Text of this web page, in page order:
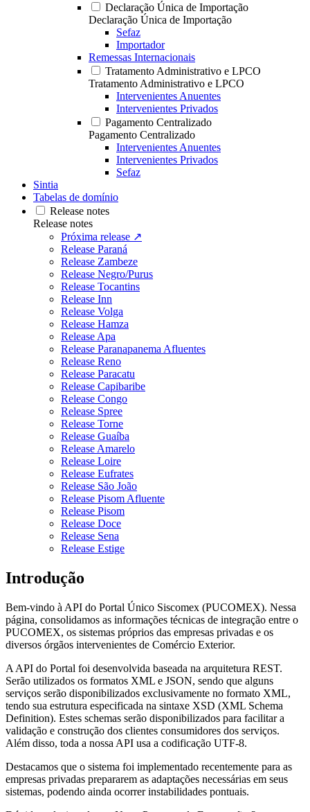
Declaração Única de Importação
Declaração Única de Importação
Sefaz
Importador
Remessas Internacionais
Tratamento Administrativo e LPCO
Tratamento Administrativo e LPCO
Intervenientes Anuentes
Intervenientes Privados
Pagamento Centralizado
Pagamento Centralizado
Intervenientes Anuentes
Intervenientes Privados
Sefaz
Sintia
Tabelas de domínio
Release notes
Release notes
Próxima release ↗
Release Paraná
Release Zambeze
Release Negro/Purus
Release Tocantins
Release Inn
Release Volga
Release Hamza
Release Apa
Release Paranapanema Afluentes
Release Reno
Release Paracatu
Release Capibaribe
Release Congo
Release Spree
Release Torne
Release Guaíba
Release Amarelo
Release Loire
Release Eufrates
Release São João
Release Pisom Afluente
Release Pisom
Release Doce
Release Sena
Release Estige
Introdução
Bem-vindo à API do Portal Único Siscomex (PUCOMEX). Nessa
página, consolidamos as informações técnicas de integração entre o
PUCOMEX, os sistemas próprios das empresas privadas e os
diversos órgãos intervenientes de Comércio Exterior.
A API do Portal foi desenvolvida baseada na arquitetura REST.
Serão utilizados os formatos XML e JSON, sendo que alguns
serviços serão disponibilizados exclusivamente no formato XML,
tendo sua estrutura especificada na sintaxe XSD (XML Schema
Definition). Estes schemas serão disponibilizados para facilitar a
validação e construção dos clientes consumidores dos serviços.
Além disso, toda a nossa API usa a codificação UTF-8.
Destacamos que o sistema foi implementado recentemente para as
empresas privadas prepararem as adaptações necessárias em seus
sistemas, podendo ainda ocorrer instabilidades pontuais.